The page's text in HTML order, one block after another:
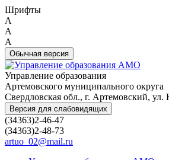
Шрифты
A
A
A
Обычная версия
Управление образования
Артемовского муниципального округа
Свердловская обл., г. Артемовский, ул.
Версия для слабовидящих
(34363)2-46-47
(34363)2-48-73
artuo_02@mail.ru